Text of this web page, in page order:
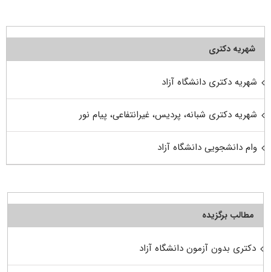
شهریه دکتری
شهریه دکتری دانشگاه آزاد
شهریه دکتری شبانه، پردیس، غیرانتفاعی، پیام نور
وام دانشجویی دانشگاه آزاد
مطالب برگزیده
دکتری بدون آزمون دانشگاه آزاد